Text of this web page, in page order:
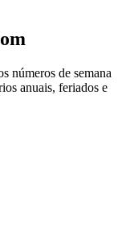
números de semana
anuais, feriados e